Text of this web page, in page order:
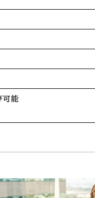
可能